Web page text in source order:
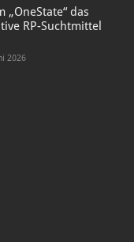
„OneState“ das
RP-Suchtmittel
2026